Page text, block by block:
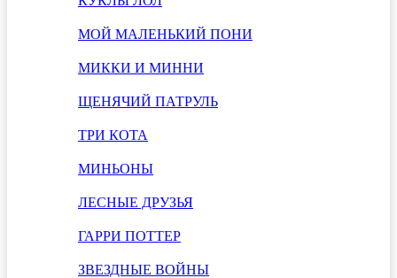
МОЙ МАЛЕНЬКИЙ ПОНИ
МИККИ И МИННИ
ЩЕНЯЧИЙ ПАТРУЛЬ
ТРИ КОТА
МИНЬОНЫ
ЛЕСНЫЕ ДРУЗЬЯ
ГАРРИ ПОТТЕР
ЗВЕЗДНЫЕ ВОЙНЫ